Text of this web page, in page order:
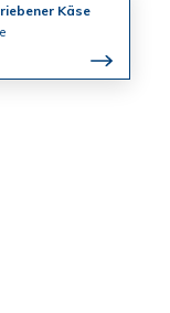
Käse